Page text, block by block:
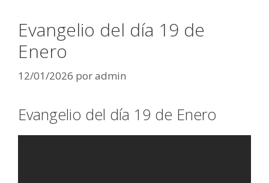
Evangelio del día 19 de
Enero
12/01/2026 poradmin
Evangelio del día 19 de Enero